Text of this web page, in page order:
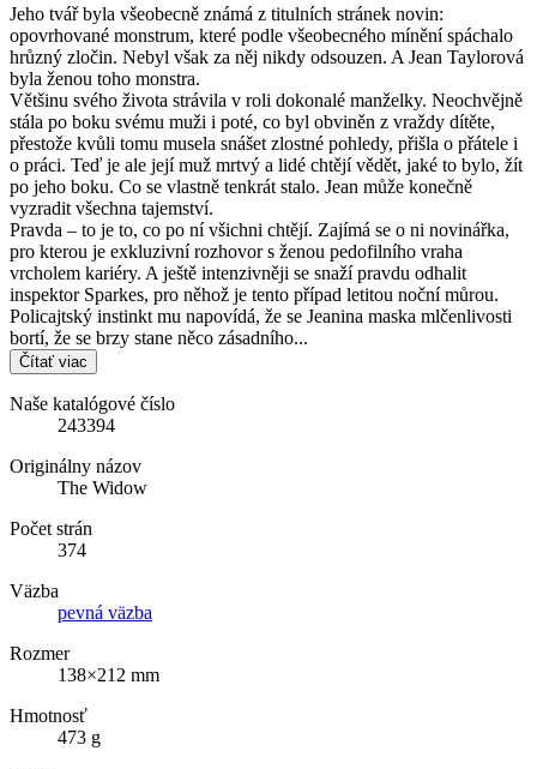
Jeho tvář byla všeobecně známá z titulních stránek novin:
opovrhované monstrum, které podle všeobecného mínění spáchalo
hrůzný zločin. Nebyl však za něj nikdy odsouzen. A Jean Taylorová
byla ženou toho monstra.
Většinu svého života strávila v roli dokonalé manželky. Neochvějně
stála po boku svému muži i poté, co byl obviněn z vraždy dítěte,
přestože kvůli tomu musela snášet zlostné pohledy, přišla o přátele i
o práci. Teď je ale její muž mrtvý a lidé chtějí vědět, jaké to bylo, žít
po jeho boku. Co se vlastně tenkrát stalo. Jean může konečně
vyzradit všechna tajemství.
Pravda – to je to, co po ní všichni chtějí. Zajímá se o ni novinářka,
pro kterou je exkluzivní rozhovor s ženou pedofilního vraha
vrcholem kariéry. A ještě intenzivněji se snaží pravdu odhalit
inspektor Sparkes, pro něhož je tento případ letitou noční můrou.
Policajtský instinkt mu napovídá, že se Jeanina maska mlčenlivosti
bortí, že se brzy stane něco zásadního...
Čítať viac
Naše katalógové číslo
243394
Originálny názov
The Widow
Počet strán
374
Väzba
pevná väzba
Rozmer
138×212 mm
Hmotnosť
473 g